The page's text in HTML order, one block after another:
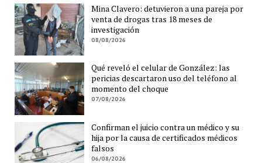
Mina Clavero: detuvieron a una pareja por
venta de drogas tras 18 meses de
investigación
08/08/2026
Qué reveló el celular de González: las
pericias descartaron uso del teléfono al
momento del choque
07/08/2026
Confirman el juicio contra un médico y su
hija por la causa de certificados médicos
falsos
06/08/2026